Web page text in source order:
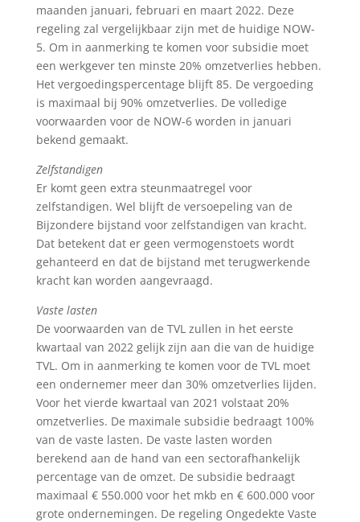
maanden januari, februari en maart 2022. Deze
regeling zal vergelijkbaar zijn met de huidige NOW-
5. Om in aanmerking te komen voor subsidie moet
een werkgever ten minste 20% omzetverlies hebben.
Het vergoedingspercentage blijft 85. De vergoeding
is maximaal bij 90% omzetverlies. De volledige
voorwaarden voor de NOW-6 worden in januari
bekend gemaakt.
Zelfstandigen
Er komt geen extra steunmaatregel voor
zelfstandigen. Wel blijft de versoepeling van de
Bijzondere bijstand voor zelfstandigen van kracht.
Dat betekent dat er geen vermogenstoets wordt
gehanteerd en dat de bijstand met terugwerkende
kracht kan worden aangevraagd.
Vaste lasten
De voorwaarden van de TVL zullen in het eerste
kwartaal van 2022 gelijk zijn aan die van de huidige
TVL. Om in aanmerking te komen voor de TVL moet
een ondernemer meer dan 30% omzetverlies lijden.
Voor het vierde kwartaal van 2021 volstaat 20%
omzetverlies. De maximale subsidie bedraagt 100%
van de vaste lasten. De vaste lasten worden
berekend aan de hand van een sectorafhankelijk
percentage van de omzet. De subsidie bedraagt
maximaal € 550.000 voor het mkb en € 600.000 voor
grote ondernemingen. De regeling Ongedekte Vaste